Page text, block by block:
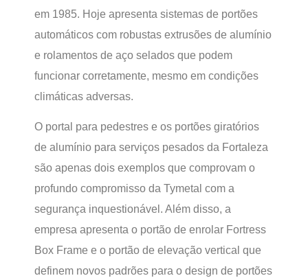
em 1985. Hoje apresenta sistemas de portões
automáticos com robustas extrusões de alumínio
e rolamentos de aço selados que podem
funcionar corretamente, mesmo em condições
climáticas adversas.
O portal para pedestres e os portões giratórios
de alumínio para serviços pesados da Fortaleza
são apenas dois exemplos que comprovam o
profundo compromisso da Tymetal com a
segurança inquestionável. Além disso, a
empresa apresenta o portão de enrolar Fortress
Box Frame e o portão de elevação vertical que
definem novos padrões para o design de portões